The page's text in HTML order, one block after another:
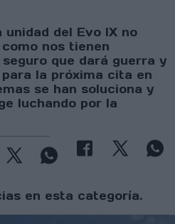
del Evo IX no
nos tienen
que dará guerra y
la próxima cita en
se han soluciona y
luchando por la
en esta categoría.